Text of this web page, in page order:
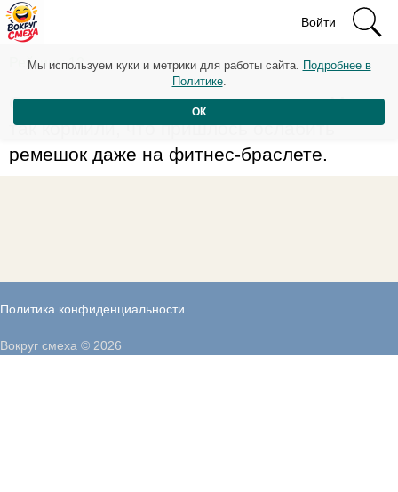
Войти
Рейтинг: 12
Съездил к родителям на выходные. Меня
так кормили, что пришлось ослабить
ремешок даже на фитнес-браслете.
Политика конфиденциальности
Мы используем куки и метрики для работы сайта. Подробнее в
Политике.
ОК
Вокруг смеха © 2026